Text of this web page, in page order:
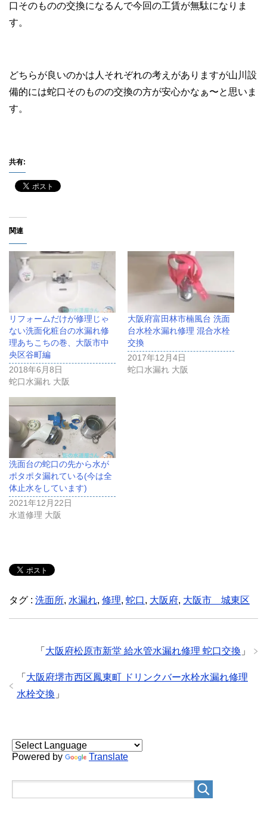
口そのものの交換になるんで今回の工賃が無駄になりま
す。
どちらが良いのかは人それぞれの考えがありますが山川設
備的には蛇口そのものの交換の方が安心かなぁ〜と思いま
す。
共有:
関連
リフォームだけが修理じゃ
ない洗面化粧台の水漏れ修
理あちこちの巻、大阪市中
央区谷町編
2018年6月8日
蛇口水漏れ 大阪
大阪府富田林市楠風台 洗面
台水栓水漏れ修理 混合水栓
交換
2017年12月4日
蛇口水漏れ 大阪
洗面台の蛇口の先から水が
ポタポタ漏れている(今は全
体止水をしています)
2021年12月22日
水道修理 大阪
タグ : 洗面所, 水漏れ, 修理, 蛇口, 大阪府, 大阪市 城東区
「 大阪府松原市新堂 給水管水漏れ修理 蛇口交換 」
「 大阪府堺市西区鳳東町 ドリンクバー水栓水漏れ修理
水栓交換 」
Powered by Translate